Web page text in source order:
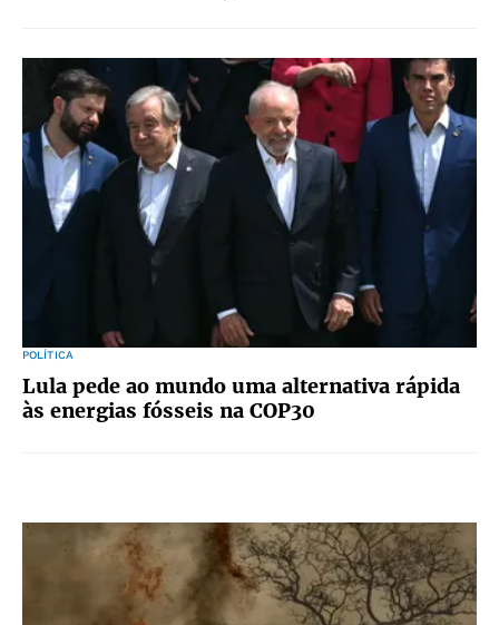
POLÍTICA
Lula pede ao mundo uma alternativa rápida
às energias fósseis na COP30